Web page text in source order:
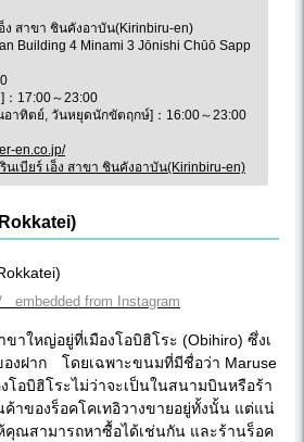
ง สาขา ชินคังอาบัน(Kirinbiru-en)
Building 4 Minami 3 Jōnishi Chūō Sapp
：17:00～23:00
อาทิตย์, วันหยุดนักขัตฤกษ์]：16:00～23:00
en.co.jp/
นเบียร์ เอ็ง สาขา ชินคังอาบัน(Kirinbiru-en)
from Instagram
าใหญ่อยู่ที่เมืองโอบิฮิโระ (Obihiro) ซึ่งเ
องฝาก โดยเฉพาะขนมที่มีชื่อว่า Maruse
โอบิฮิโระไม่ว่าจะเป็นในสนามบินหรือร้า
าของร็อคโคเทอิวางขายอยู่ทั้งนั้น แต่แน่
คุณสามารถหาซื้อได้เช่นกัน และร้านร็อค